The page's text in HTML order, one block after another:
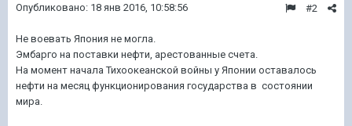
#2
Опубликовано: 18 янв 2016, 10:58:56
Не воевать Япония не могла.
Эмбарго на поставки нефти, арестованные счета.
На момент начала Тихоокеанской войны у Японии оставалось
нефти на месяц функционирования государства в состоянии
мира.